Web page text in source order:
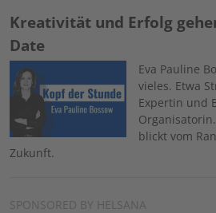
Kreativität und Erfolg
Date
Image
Eva Pauline
vieles. Etwa
Expertin und
blickt vom
Zukunft.
SPONSORED BY HELSANA